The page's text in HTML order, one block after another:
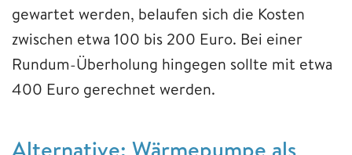
gewartet werden, belaufen sich die Kosten
zwischen etwa 100 bis 200 Euro. Bei einer
Rundum-Überholung hingegen sollte mit etwa
400 Euro gerechnet werden.
Alternative: Wärmepumpe als